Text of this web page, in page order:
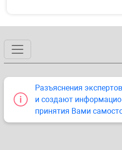
Разъяснения
и создают
принятия Вами